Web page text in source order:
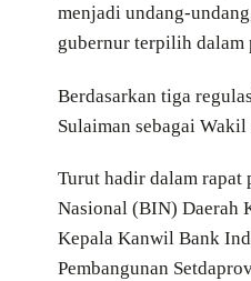
menjadi undang-
gubernur terpilih dalam
Berdasarkan tiga
Sulaiman sebagai
Turut hadir dalam rapat
Nasional (BIN) Daerah
Kepala Kanwil Bank
Pembangunan